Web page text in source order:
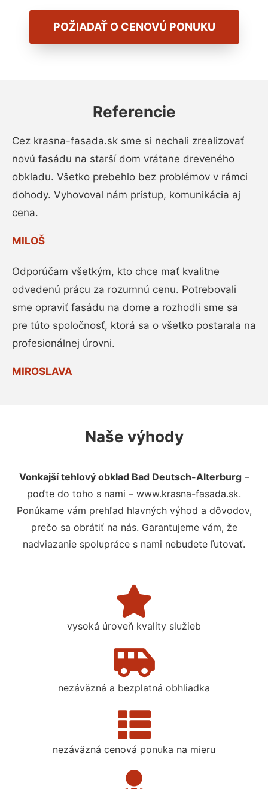
POŽIADAŤ O CENOVÚ PONUKU
Referencie
Cez krasna-fasada.sk sme si nechali zrealizovať
novú fasádu na starší dom vrátane dreveného
obkladu. Všetko prebehlo bez problémov v rámci
dohody. Vyhovoval nám prístup, komunikácia aj
cena.
MILOŠ
Odporúčam všetkým, kto chce mať kvalitne
odvedenú prácu za rozumnú cenu. Potrebovali
sme opraviť fasádu na dome a rozhodli sme sa
pre túto spoločnosť, ktorá sa o všetko postarala na
profesionálnej úrovni.
MIROSLAVA
Naše výhody
Vonkajší tehlový obklad Bad Deutsch-Alterburg–
poďte do toho s nami – www.krasna-fasada.sk.
Ponúkame vám prehľad hlavných výhod a dôvodov,
prečo sa obrátiť na nás. Garantujeme vám, že
nadviazanie spolupráce s nami nebudete ľutovať.
vysoká úroveň kvality služieb
nezáväzná a bezplatná obhliadka
nezáväzná cenová ponuka na mieru